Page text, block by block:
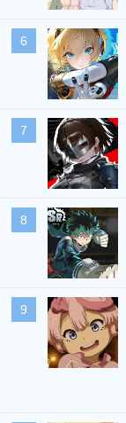
6
7
8
9